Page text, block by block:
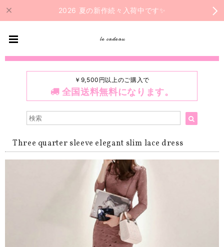
2026 夏の新作続々入荷中です✨
le cadeau
￥9,500円以上のご購入で
全国送料無料になります。
Three quarter sleeve elegant slim lace dress